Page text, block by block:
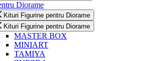
Diorame
Kituri Figurine pentru Diorame
Kituri Figurine pentru Diorame
MASTER BOX
MINIART
TAMIYA